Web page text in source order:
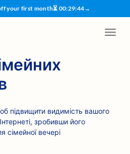
your first month⏳ 00:29:44→
підвищити видимість вашого
зробивши його
вечері